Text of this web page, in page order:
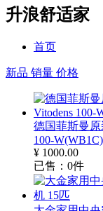
升浪舒适家
首页
新品 销量 价格
德国菲斯曼
100-W(WB1C)
¥ 1000.00
已售： 0件